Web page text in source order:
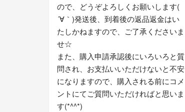
ので、どうぞよろしくお願いします(
´∀｀)発送後、到着後の返品返金はい
たしかねますので、ご了承くださいま
せ☆
また、購入申請承認後にいろいろと質
問され、お支払いいただけないと不安
になりますので、購入される前にコメ
ントにてご質問いただければと思いま
す(*^^*)